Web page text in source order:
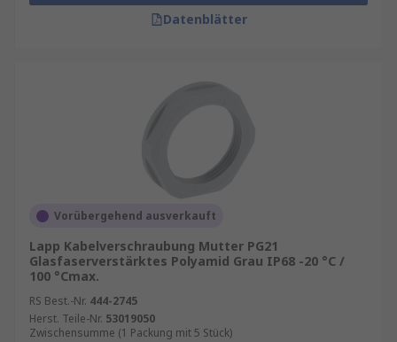
Datenblätter
Vorübergehend ausverkauft
Lapp Kabelverschraubung Mutter PG21
Glasfaserverstärktes Polyamid Grau IP68 -20 °C /
100 °Cmax.
RS Best.-Nr. 444-2745
Herst. Teile-Nr. 53019050
Zwischensumme (1 Packung mit 5 Stück)